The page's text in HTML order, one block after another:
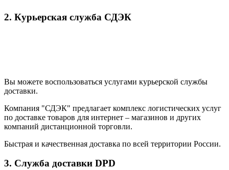
2. Курьерская служба СДЭК
Вы можете воспользоваться услугами курьерской службы
доставки.
Компания "СДЭК" предлагает комплекс логистических услуг
по доставке товаров для интернет – магазинов и других
компаний дистанционной торговли.
Быстрая и качественная доставка по всей территории России.
3. Служба доставки DPD